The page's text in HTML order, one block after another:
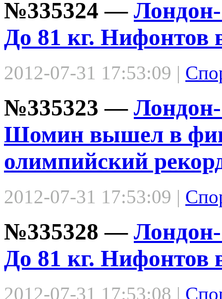
№335324 —
До 81 кг. Нифонтов
2012-07-31 17:53:09 |
№335323 —
Шомин вышел в
олимпийский
2012-07-31 17:53:09 |
№335328 —
До 81 кг.
2012-07-31 17:53:08 |